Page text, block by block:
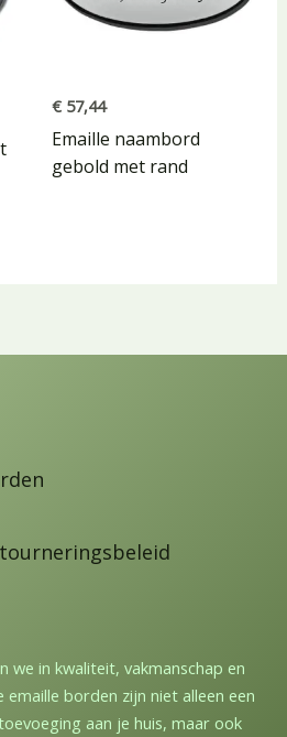
€ 57,44
Emaille naambord
gebold met rand
we in kwaliteit, vakmanschap en
emaille borden zijn niet alleen een
aan je huis, maar ook